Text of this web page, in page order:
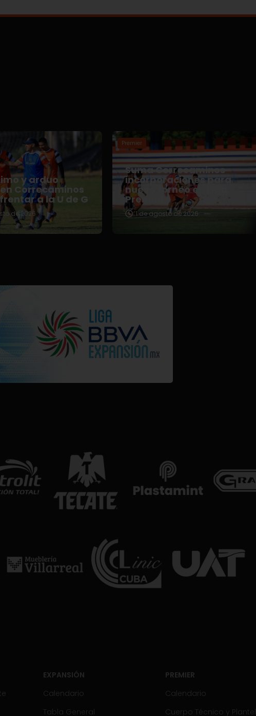
y arduo
Correcaminos
a la U de G
de 2026
Premier
Suma Correcaminos
incorporaciones para
nuevo torneo en Liga
Premier
1 de agosto de 2026
EXPANSIÓN
Calendario
Tabla General
PREMIER
Calendario
Cuerpo Técnico y Plantel